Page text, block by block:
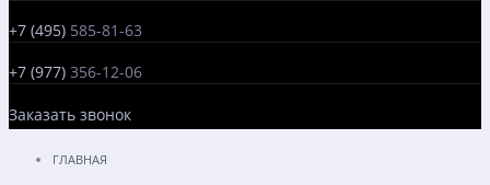
+7 (495) 585-81-63
+7 (977) 356-12-06
Заказать звонок
ГЛАВНАЯ